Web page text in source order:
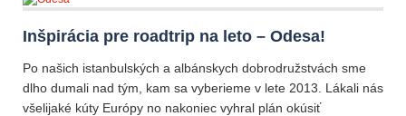
Inšpirácia pre roadtrip na leto – Odesa!
Po našich istanbulských a albánskych dobrodružstvách sme
dlho dumali nad tým, kam sa vyberieme v lete 2013. Lákali nás
všelijaké kúty Európy no nakoniec vyhral plán okúsiť